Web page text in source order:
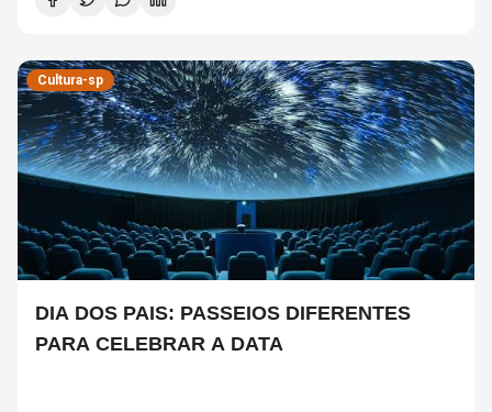
Cultura-sp
DIA DOS PAIS: PASSEIOS DIFERENTES
PARA CELEBRAR A DATA